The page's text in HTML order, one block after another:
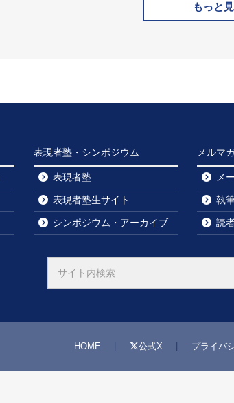
もっと
表現者塾・シンポジウム
表現者塾
表現者塾生サイト
シンポジウム・アーカイブ
メルマ
メ
執
読
HOME 公式X プライバ